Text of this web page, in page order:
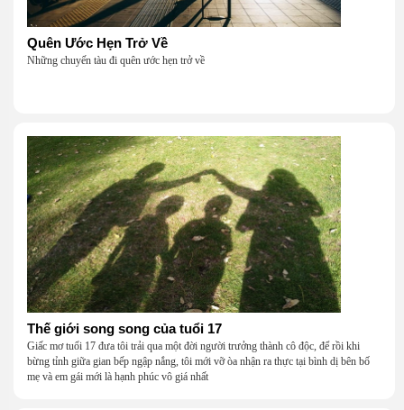
Quên Ước Hẹn Trở Về
Những chuyến tàu đi quên ước hẹn trở về
Thế giới song song của tuổi 17
Giấc mơ tuổi 17 đưa tôi trải qua một đời người trưởng thành cô độc, để rồi khi
bừng tỉnh giữa gian bếp ngập nắng, tôi mới vỡ òa nhận ra thực tại bình dị bên bố
mẹ và em gái mới là hạnh phúc vô giá nhất